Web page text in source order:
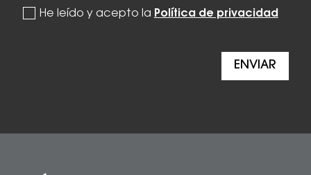
He leído y acepto la Política de privacidad
ENVIAR